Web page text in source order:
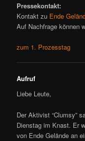
Pressekontakt:
Kontakt zu Ende
Auf Nachfrage können
zum 1. Prozesstag
Aufruf
Liebe Leute,
Der Aktivist “Clumsy”
Dienstag im Knast. Er
von Ende Gelände an